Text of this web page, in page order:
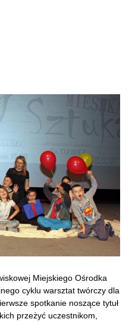
Miejskiego Ośrodka
cyklu warsztat twórczy dla
spotkanie noszące tytuł
przeżyć uczestnikom,